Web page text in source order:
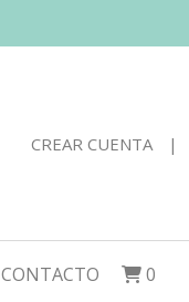
CREAR CUENTA
CONTACTO 0